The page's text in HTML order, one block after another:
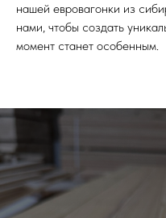
нашей евровагонки из
нами, чтобы создать
момент станет особенным.